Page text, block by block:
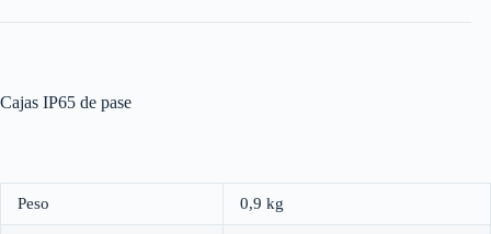
Cajas IP65 de pase
Peso 0,9 kg